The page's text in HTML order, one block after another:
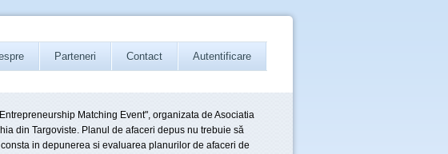
Parteneri Contact Autentificare
Matching Event", organizata de Asociatia
din Targoviste. Planul de afaceri depus nu trebuie să
in depunerea si evaluarea planurilor de afaceri de